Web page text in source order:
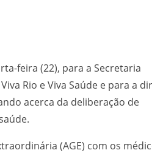
feira (22), para a Secretaria
Rio e Viva Saúde e para a
acerca da deliberação de
(AGE) com os